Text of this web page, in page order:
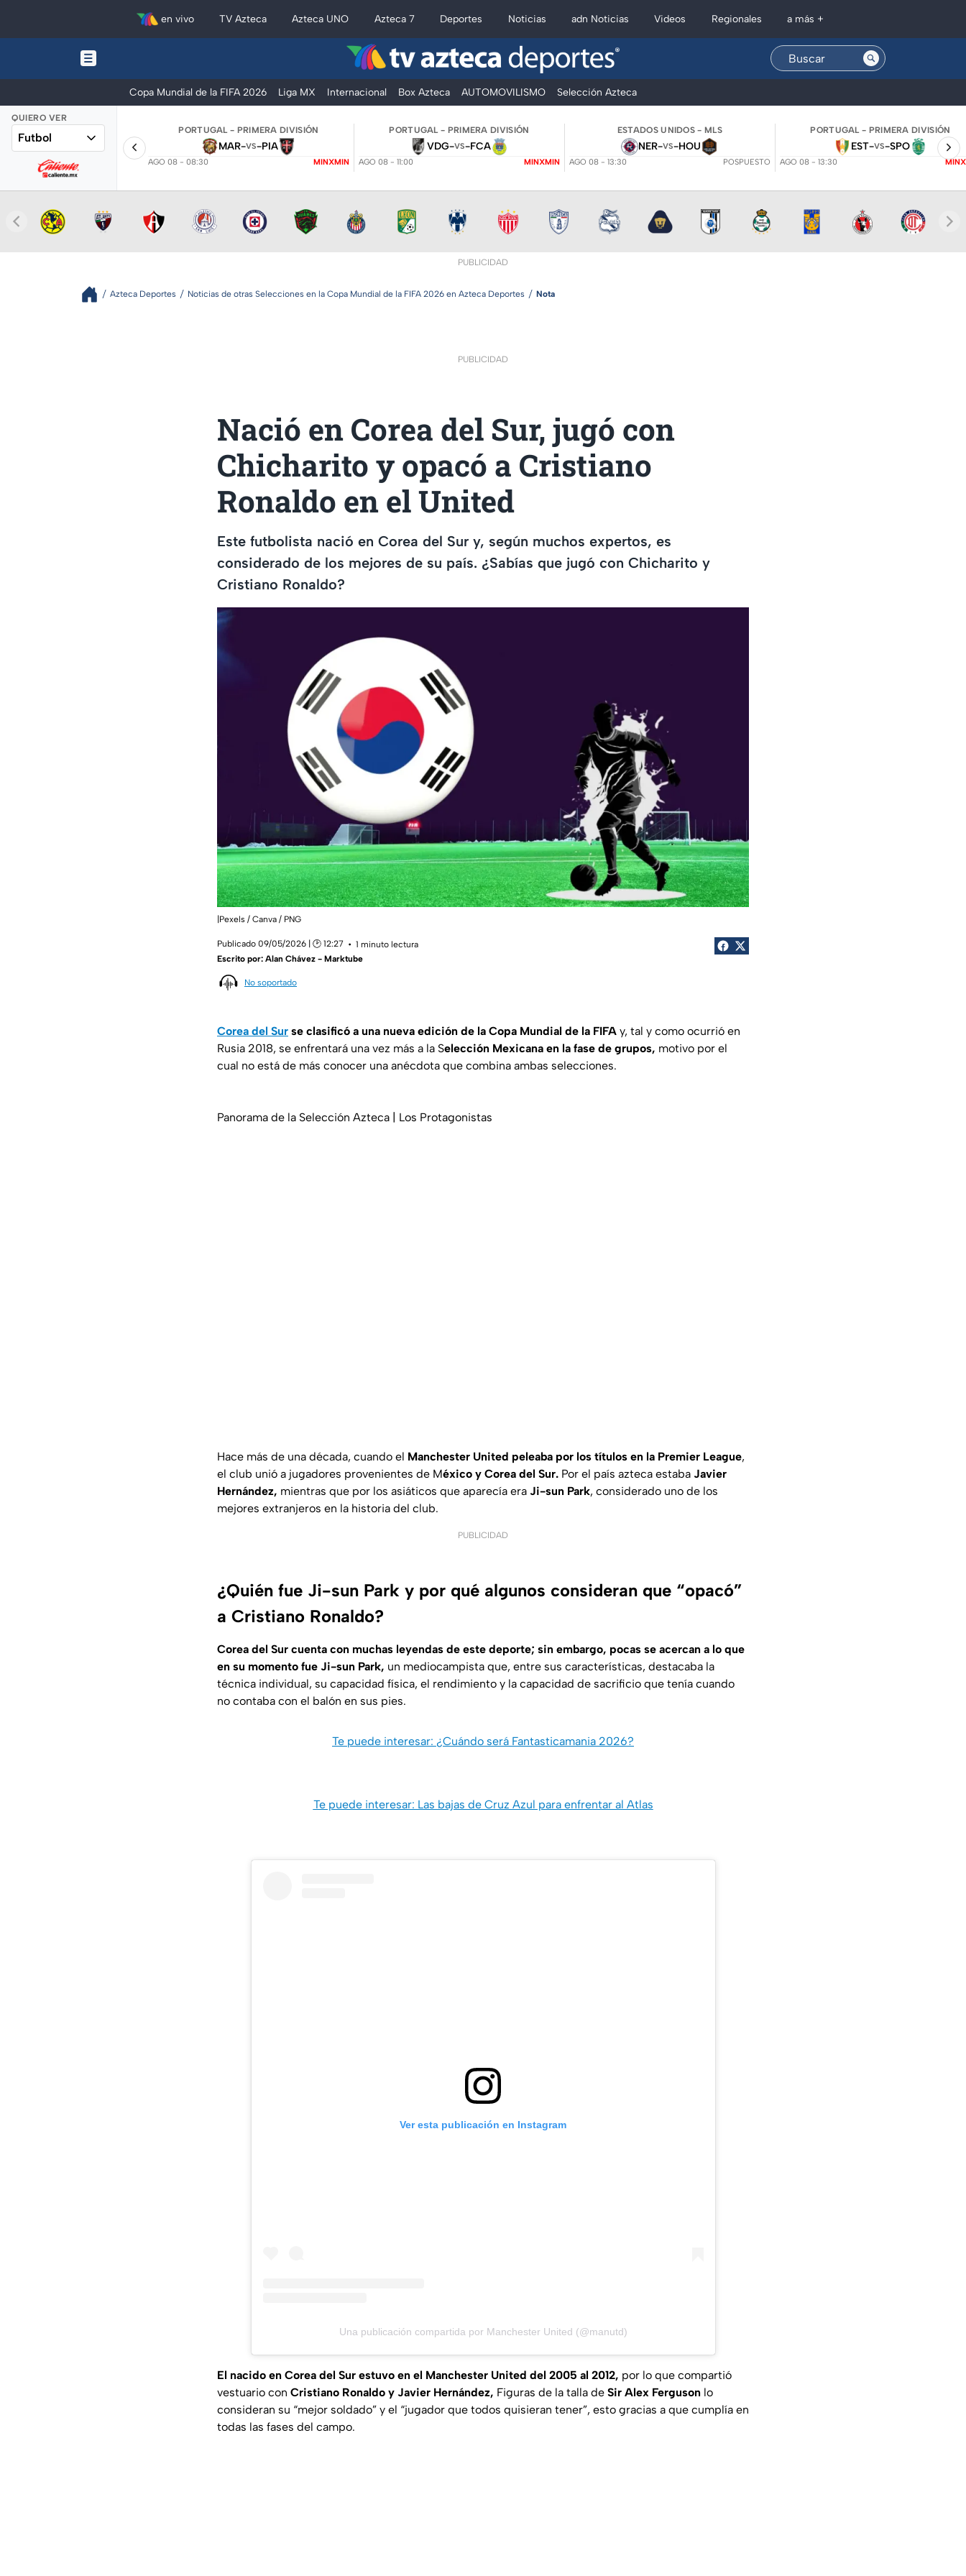
en vivo TV Azteca Azteca UNO Azteca 7 Deportes Noticias adn Noticias Videos Regionales a más +
Copa Mundial de la FIFA 2026 Liga MX Internacional Box Azteca AUTOMOVILISMO Selección Azteca
QUIERO VER
Futbol
PORTUGAL - PRIMERA DIVISIÓN
MAR-VS-PIA
AGO 08 - 08:30 MINXMIN
PORTUGAL - PRIMERA DIVISIÓN
VDG-VS-FCA
AGO 08 - 11:00 MINXMIN
ESTADOS UNIDOS - MLS
NER-VS-HOU
AGO 08 - 13:30 POSPUESTO
PORTUGAL - PRIMERA DIVISIÓN
EST-VS-SPO
AGO 08 - 13:30
PUBLICIDAD
Azteca Deportes Noticias de otras Selecciones en la Copa Mundial de la FIFA 2026 en Azteca Deportes Nota
PUBLICIDAD
Nació en Corea del Sur, jugó con
Chicharito y opacó a Cristiano
Ronaldo en el United
Este futbolista nació en Corea del Sur y, según muchos expertos, es
considerado de los mejores de su país. ¿Sabías que jugó con Chicharito y
Cristiano Ronaldo?
|Pexels / Canva / PNG
Publicado 09/05/2026 | 🕑 12:27
1 minuto lectura
Escrito por: Alan Chávez - Marktube
No soportado
Corea del Sur se clasificó a una nueva edición de la Copa Mundial de la FIFA y, tal y como ocurrió en
Rusia 2018, se enfrentará una vez más a la Selección Mexicana en la fase de grupos, motivo por el
cual no está de más conocer una anécdota que combina ambas selecciones.
Panorama de la Selección Azteca | Los Protagonistas
Hace más de una década, cuando el Manchester United peleaba por los títulos en la Premier League,
el club unió a jugadores provenientes de México y Corea del Sur. Por el país azteca estaba Javier
Hernández, mientras que por los asiáticos que aparecía era Ji-sun Park, considerado uno de los
mejores extranjeros en la historia del club.
PUBLICIDAD
¿Quién fue Ji-sun Park y por qué algunos consideran que “opacó”
a Cristiano Ronaldo?
Corea del Sur cuenta con muchas leyendas de este deporte; sin embargo, pocas se acercan a lo que
en su momento fue Ji-sun Park, un mediocampista que, entre sus características, destacaba la
técnica individual, su capacidad física, el rendimiento y la capacidad de sacrificio que tenía cuando
no contaba con el balón en sus pies.
Te puede interesar: ¿Cuándo será Fantasticamania 2026?
Te puede interesar: Las bajas de Cruz Azul para enfrentar al Atlas
Ver esta publicación en Instagram
Una publicación compartida por Manchester United (@manutd)
El nacido en Corea del Sur estuvo en el Manchester United del 2005 al 2012, por lo que compartió
vestuario con Cristiano Ronaldo y Javier Hernández, Figuras de la talla de Sir Alex Ferguson lo
consideran su “mejor soldado” y el “jugador que todos quisieran tener”, esto gracias a que cumplía en
todas las fases del campo.